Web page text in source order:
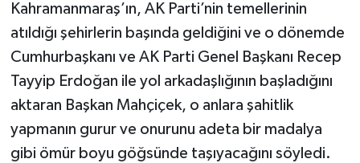
Kahramanmaraş’ın, AK Parti’nin temellerinin
atıldığı şehirlerin başında geldiğini ve o dönemde
Cumhurbaşkanı ve AK Parti Genel Başkanı Recep
Tayyip Erdoğan ile yol arkadaşlığının başladığını
aktaran Başkan Mahçiçek, o anlara şahitlik
yapmanın gurur ve onurunu adeta bir madalya
gibi ömür boyu göğsünde taşıyacağını söyledi.